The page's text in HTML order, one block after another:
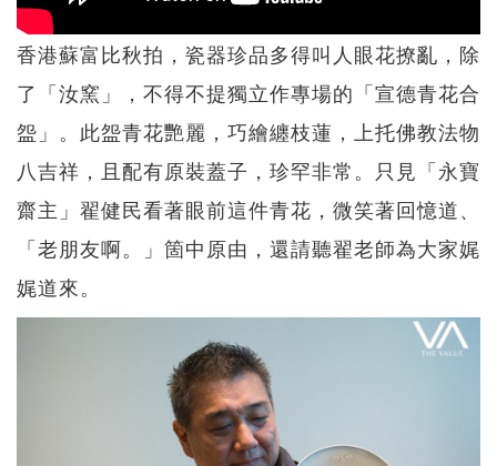
香港蘇富比秋拍，瓷器珍品多得叫人眼花撩亂，除
了「汝窯」，不得不提獨立作專場的「宣德青花合
盌」。此盌青花艷麗，巧繪纏枝蓮，上托佛教法物
八吉祥，且配有原裝蓋子，珍罕非常。只見「永寶
齋主」翟健民看著眼前這件青花，微笑著回憶道、
「老朋友啊。」箇中原由，還請聽翟老師為大家娓
娓道來。